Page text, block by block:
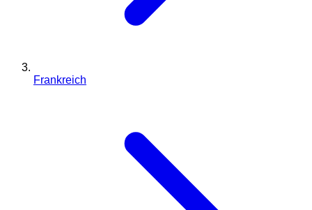
Frankreich